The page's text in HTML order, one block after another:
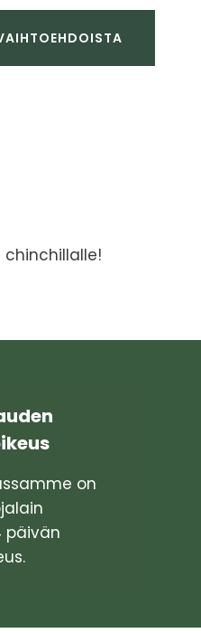
on
päivän